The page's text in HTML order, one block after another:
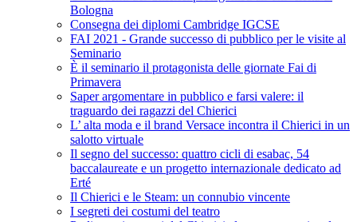
Bologna
Consegna dei diplomi Cambridge IGCSE
FAI 2021 - Grande successo di pubblico per le visite al
Seminario
È il seminario il protagonista delle giornate Fai di
Primavera
Saper argomentare in pubblico e farsi valere: il
traguardo dei ragazzi del Chierici
L’ alta moda e il brand Versace incontra il Chierici in un
salotto virtuale
Il segno del successo: quattro cicli di esabac, 54
baccalaureate e un progetto internazionale dedicato ad
Erté
Il Chierici e le Steam: un connubio vincente
I segreti dei costumi del teatro